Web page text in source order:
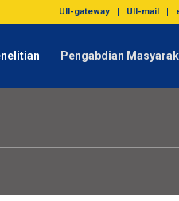
UII-gateway UII-mail
Pengabdian